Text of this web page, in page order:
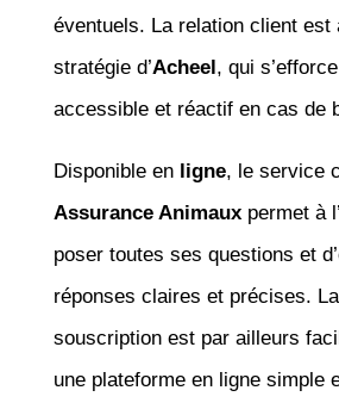
éventuels. La relation client
stratégie d’Acheel , qui
accessible et réactif en cas de
Disponible en ligne, le service
Assurance Animauxpermet à
poser toutes ses questions et
réponses claires et précises.
souscription est par ailleurs
une plateforme en ligne simple